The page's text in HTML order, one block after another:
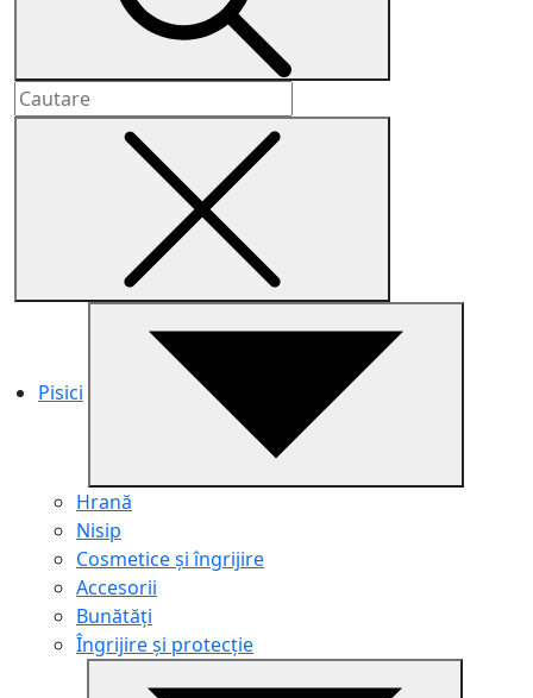
Pisici
Hrană
Nisip
Cosmetice și îngrijire
Accesorii
Bunătăți
Îngrijire și protecție